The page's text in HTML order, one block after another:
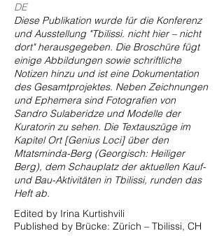
DE
Diese Publikation wurde für die Konferenz
und Ausstellung "Tbilissi. nicht hier – nicht
dort" herausgegeben. Die Broschüre fügt
einige Abbildungen sowie schriftliche
Notizen hinzu und ist eine Dokumentation
des Gesamtprojektes. Neben Zeichnungen
und Ephemera sind Fotografien von
Sandro Sulaberidze und Modelle der
Kuratorin zu sehen. Die Textauszüge im
Kapitel Ort [Genius Loci] über den
Mtatsminda-Berg (Georgisch: Heiliger
Berg), dem Schauplatz der aktuellen Kauf-
und Bau-Aktivitäten in Tbilissi, runden das
Heft ab.
Edited by Irina Kurtishvili
Published by Brücke: Zürich – Tbilissi, CH